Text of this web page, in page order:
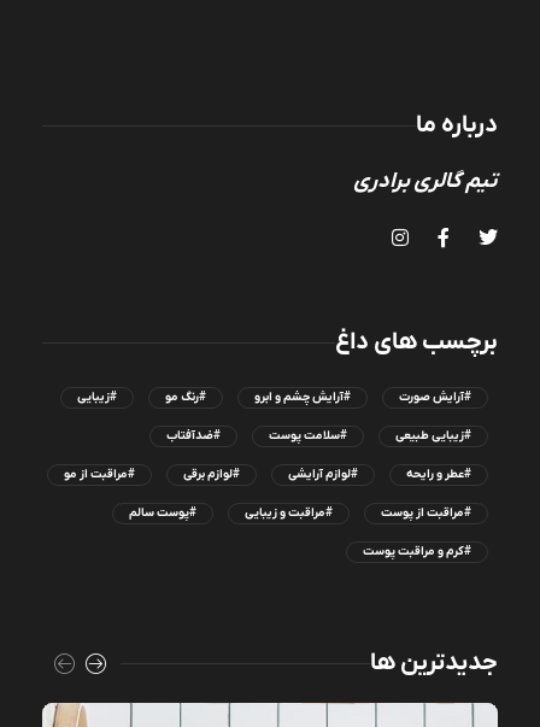
درباره ما
تیم گالری برادری
برچسب های داغ
#آرایش صورت #آرایش چشم و ابرو #رنگ مو #زیبایی
#زیبایی طبیعی #سلامت پوست #ضدآفتاب
#عطر و رایحه #لوازم آرایشی #لوازم برقی #مراقبت از مو
#مراقبت از پوست #مراقبت و زیبایی #پوست سالم
#کرم و مراقبت پوست
جدیدترین ها